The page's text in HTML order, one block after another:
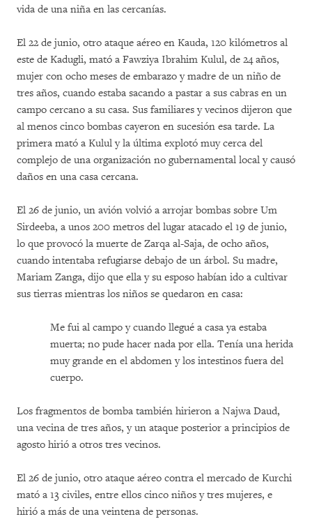
vida de una niña en las cercanías.
El 22 de junio, otro ataque aéreo en Kauda, 120 kilómetros al
este de Kadugli, mató a Fawziya Ibrahim Kulul, de 24 años,
mujer con ocho meses de embarazo y madre de un niño de
tres años, cuando estaba sacando a pastar a sus cabras en un
campo cercano a su casa. Sus familiares y vecinos dijeron que
al menos cinco bombas cayeron en sucesión esa tarde. La
primera mató a Kulul y la última explotó muy cerca del
complejo de una organización no gubernamental local y causó
daños en una casa cercana.
El 26 de junio, un avión volvió a arrojar bombas sobre Um
Sirdeeba, a unos 200 metros del lugar atacado el 19 de junio,
lo que provocó la muerte de Zarqa al-Saja, de ocho años,
cuando intentaba refugiarse debajo de un árbol. Su madre,
Mariam Zanga, dijo que ella y su esposo habían ido a cultivar
sus tierras mientras los niños se quedaron en casa:
Me fui al campo y cuando llegué a casa ya estaba
muerta; no pude hacer nada por ella. Tenía una herida
muy grande en el abdomen y los intestinos fuera del
cuerpo.
Los fragmentos de bomba también hirieron a Najwa Daud,
una vecina de tres años, y un ataque posterior a principios de
agosto hirió a otros tres vecinos.
El 26 de junio, otro ataque aéreo contra el mercado de Kurchi
mató a 13 civiles, entre ellos cinco niños y tres mujeres, e
hirió a más de una veintena de personas.